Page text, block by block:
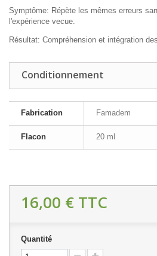
Symptôme: Répète les mêmes erreurs
l'expérience vecue.
Résultat: Compréhension et intégration
Conditionnement
Fabrication Famadem
Flacon 20 ml
16,00 € TTC
Quantité